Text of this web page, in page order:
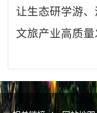
让生态研学游
文旅产业高质量